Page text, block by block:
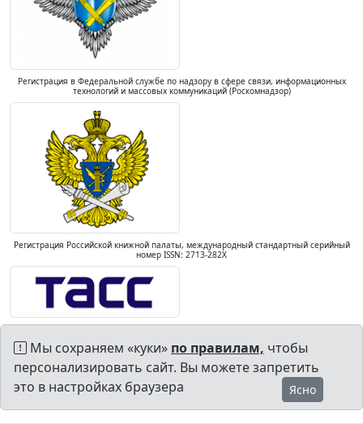
Регистрация в Федеральной службе по надзору в сфере связи, информационных
технологий и массовых коммуникаций (Роскомнадзор)
Регистрация Российской книжной палаты, международный стандартный серийный
номер ISSN: 2713-282X
Мы сохраняем «куки» по правилам, чтобы
персонализировать сайт. Вы можете запретить
это в настройках браузера
Ясно